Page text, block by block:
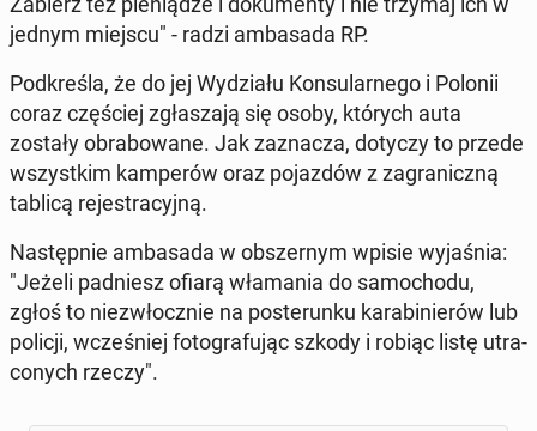
jednym miejscu" - radzi am­ba­sa­da RP.
Pod­kre­śla, że do jej Wy­dzia­łu Kon­su­lar­ne­go i Polonii
coraz czę­ściej zgła­sza­ją się osoby, których auta
zostały ob­ra­bo­wa­ne. Jak za­zna­cza, dotyczy to przede
wszyst­kim kam­pe­rów oraz po­jaz­dów z za­gra­nicz­ną
tablicą re­je­stra­cyj­ną.
Na­stęp­nie am­ba­sa­da w ob­szer­nym wpisie wy­ja­śnia:
"Jeżeli pad­niesz ofiarą wła­ma­nia do sa­mo­cho­du,
zgłoś to nie­zwłocz­nie na po­ste­run­ku ka­ra­bi­nie­rów lub
policji, wcze­śniej fo­to­gra­fu­jąc szkody i robiąc listę utra­
co­nych rzeczy".